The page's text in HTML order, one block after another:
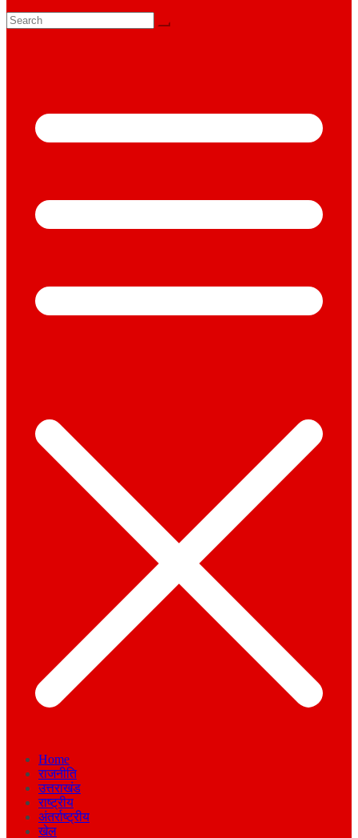
Home
राजनीति
उत्तराखंड
राष्ट्रीय
अंतर्राष्ट्रीय
खेल